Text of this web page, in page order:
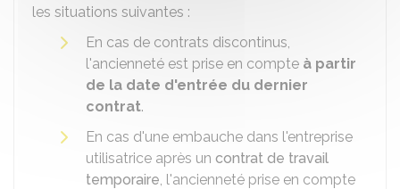
les situations suivantes :
En cas de contrats discontinus,
l'ancienneté est prise en compte à partir
de la date d'entrée du dernier
contrat.
En cas d'une embauche dans l'entreprise
utilisatrice après un contrat de travail
temporaire, l'ancienneté prise en compte